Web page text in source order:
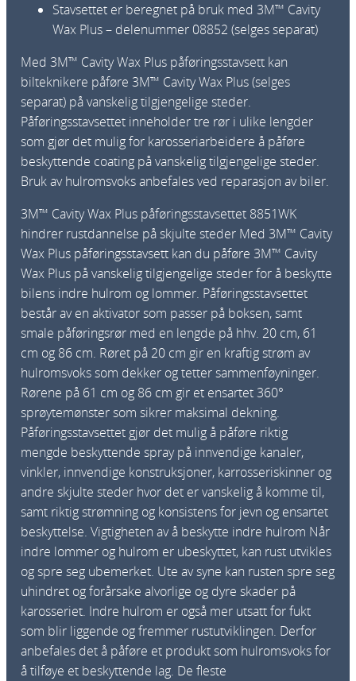
u
A
p
p
l
i
c
a
o
r
W
a
n
d
K
i
t
a
n
t
a
l
l
Stavsettet er beregnet på bruk med 3M™ Cavity
Wax Plus – delenummer 08852 (selges separat)
Med 3M™ Cavity Wax Plus påføringsstavsett kan
bilteknikere påføre 3M™ Cavity Wax Plus (selges
separat) på vanskelig tilgjengelige steder.
Påføringsstavsettet inneholder tre rør i ulike lengder
som gjør det mulig for karosseriarbeidere å påføre
beskyttende coating på vanskelig tilgjengelige steder.
Bruk av hulromsvoks anbefales ved reparasjon av biler.
3M™ Cavity Wax Plus påføringsstavsettet 8851WK
hindrer rustdannelse på skjulte steder Med 3M™ Cavity
Wax Plus påføringsstavsett kan du påføre 3M™ Cavity
Wax Plus på vanskelig tilgjengelige steder for å beskytte
bilens indre hulrom og lommer. Påføringsstavsettet
består av en aktivator som passer på boksen, samt
smale påføringsrør med en lengde på hhv. 20 cm, 61
cm og 86 cm. Røret på 20 cm gir en kraftig strøm av
hulromsvoks som dekker og tetter sammenføyninger.
Rørene på 61 cm og 86 cm gir et ensartet 360°
sprøytemønster som sikrer maksimal dekning.
Påføringsstavsettet gjør det mulig å påføre riktig
mengde beskyttende spray på innvendige kanaler,
vinkler, innvendige konstruksjoner, karrosseriskinner og
andre skjulte steder hvor det er vanskelig å komme til,
samt riktig strømning og konsistens for jevn og ensartet
beskyttelse. Vigtigheten av å beskytte indre hulrom Når
indre lommer og hulrom er ubeskyttet, kan rust utvikles
og spre seg ubemerket. Ute av syne kan rusten spre seg
uhindret og forårsake alvorlige og dyre skader på
karosseriet. Indre hulrom er også mer utsatt for fukt
som blir liggende og fremmer rustutviklingen. Derfor
anbefales det å påføre et produkt som hulromsvoks for
å tilføye et beskyttende lag. De fleste